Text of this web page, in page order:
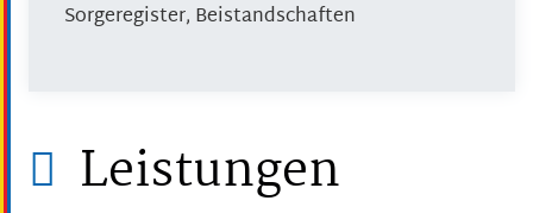
Sorgeregister, Beistandschaften
Leistungen